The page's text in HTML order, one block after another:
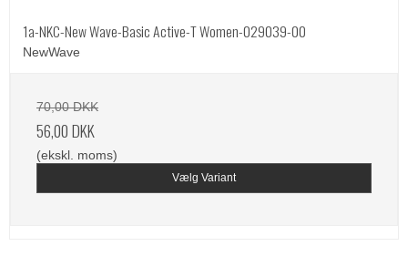
1a-NKC-New Wave-Basic Active-T Women-029039-00
NewWave
70,00 DKK
56,00 DKK
(ekskl. moms)
Vælg Variant